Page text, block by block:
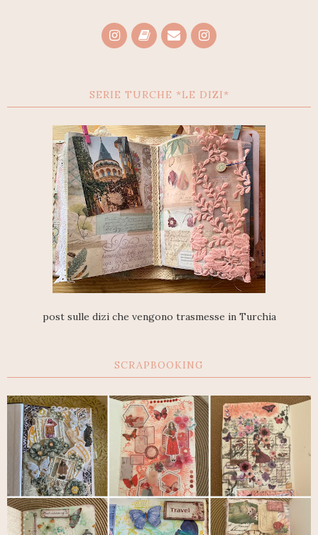
SERIE TURCHE *LE DIZI*
post sulle dizi che vengono trasmesse in Turchia
SCRAPBOOKING